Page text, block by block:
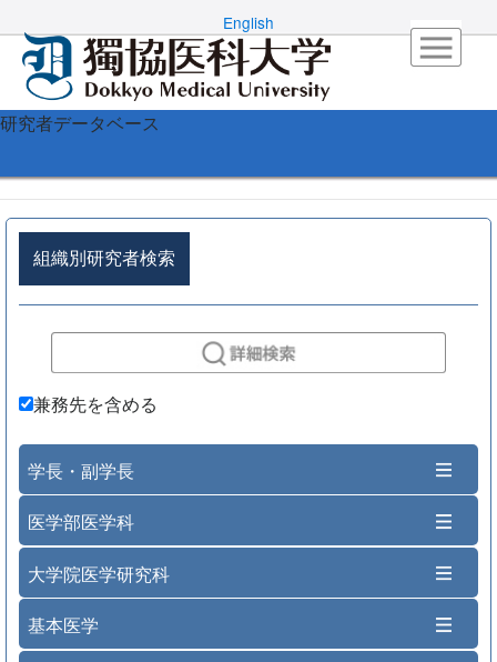
English
研究者データベース
組織別研究者検索
兼務先を含める
学長・副学長
医学部医学科
大学院医学研究科
基本医学